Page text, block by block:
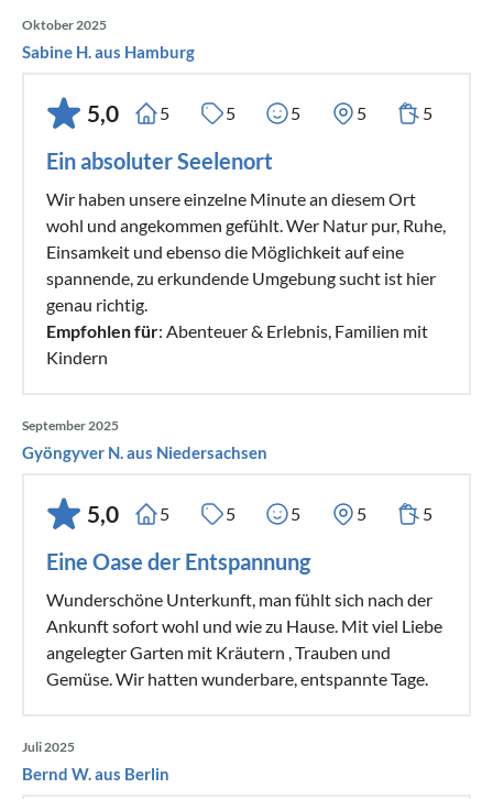
Oktober 2025
Sabine H. aus Hamburg
5,0 5 5 5 5 5
Ein absoluter Seelenort
Wir haben unsere einzelne Minute an diesem Ort
wohl und angekommen gefühlt. Wer Natur pur, Ruhe,
Einsamkeit und ebenso die Möglichkeit auf eine
spannende, zu erkundende Umgebung sucht ist hier
genau richtig.
Empfohlen für: Abenteuer & Erlebnis, Familien mit
Kindern
September 2025
Gyöngyver N. aus Niedersachsen
5,0 5 5 5 5 5
Eine Oase der Entspannung
Wunderschöne Unterkunft, man fühlt sich nach der
Ankunft sofort wohl und wie zu Hause. Mit viel Liebe
angelegter Garten mit Kräutern , Trauben und
Gemüse. Wir hatten wunderbare, entspannte Tage.
Juli 2025
Bernd W. aus Berlin